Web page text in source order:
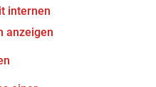
internen
anzeigen